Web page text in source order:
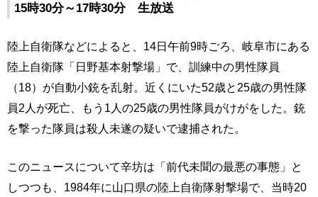
15時30分～17時30分 生放送
陸上自衛隊などによると、14日午前9時ごろ、岐阜市にある
陸上自衛隊「日野基本射撃場」で、訓練中の男性隊員
（18）が自動小銃を乱射。近くにいた52歳と25歳の男性隊
員2人が死亡、もう1人の25歳の男性隊員がけがをした。銃
を撃った隊員は殺人未遂の疑いで逮捕された。
このニュースについて辛坊は「前代未聞の最悪の事態」と
しつつも、1984年に山口県の陸上自衛隊射撃場で、当時20